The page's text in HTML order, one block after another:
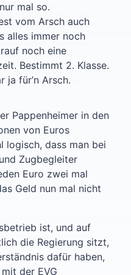
mal so.
vom Arsch auch
alles immer noch
noch eine
Bestimmt 2. Klasse.
ja für’n Arsch.
Pappenheimer in den
von Euros
logisch, dass man bei
Zugbegleiter
Euro zwei mal
Geld nun mal nicht
ist, und auf
die Regierung sitzt,
dafür haben,
der EVG